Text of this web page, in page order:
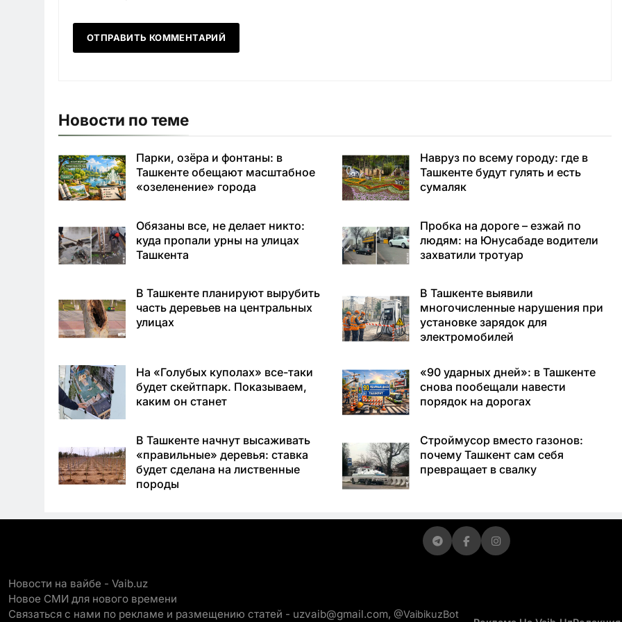
Новости по теме
Парки, озёра и фонтаны: в
Ташкенте обещают масштабное
«озеленение» города
Навруз по всему городу: где в
Ташкенте будут гулять и есть
сумаляк
Обязаны все, не делает никто:
куда пропали урны на улицах
Ташкента
Пробка на дороге – езжай по
людям: на Юнусабаде водители
захватили тротуар
В Ташкенте планируют вырубить
часть деревьев на центральных
улицах
В Ташкенте выявили
многочисленные нарушения при
установке зарядок для
электромобилей
На «Голубых куполах» все-таки
будет скейтпарк. Показываем,
каким он станет
«90 ударных дней»: в Ташкенте
снова пообещали навести
порядок на дорогах
В Ташкенте начнут высаживать
«правильные» деревья: ставка
будет сделана на лиственные
породы
Строймусор вместо газонов:
почему Ташкент сам себя
превращает в свалку
Новости на вайбе - Vaib.uz
Новое СМИ для нового времени
Связаться с нами по рекламе и размещению статей - uzvaib@gmail.com, @VaibikuzBot